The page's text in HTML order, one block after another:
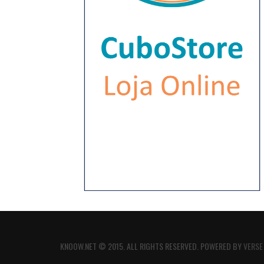
KNOOW.NET © 2015. ALL RIGHTS RESERVED. POWERED BYVERSE